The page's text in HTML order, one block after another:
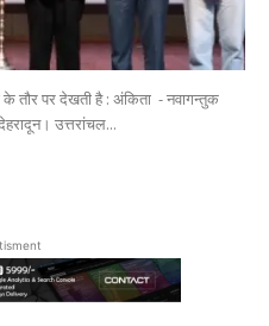
के तौर पर देखती है : अंकिता - नवागन्तुक
उत्तरांचल...